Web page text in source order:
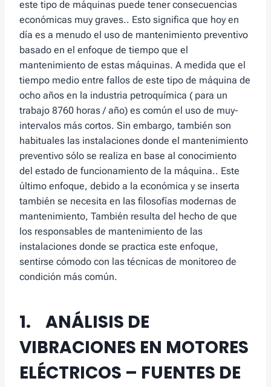
este tipo de máquinas puede tener consecuencias
económicas muy graves.. Esto significa que hoy en
día es a menudo el uso de mantenimiento preventivo
basado en el enfoque de tiempo que el
mantenimiento de estas máquinas. A medida que el
tiempo medio entre fallos de este tipo de máquina de
ocho años en la industria petroquímica ( para un
trabajo 8760 horas / año) es común el uso de muy-
intervalos más cortos. Sin embargo, también son
habituales las instalaciones donde el mantenimiento
preventivo sólo se realiza en base al conocimiento
del estado de funcionamiento de la máquina.. Este
último enfoque, debido a la económica y se inserta
también se necesita en las filosofías modernas de
mantenimiento, También resulta del hecho de que
los responsables de mantenimiento de las
instalaciones donde se practica este enfoque,
sentirse cómodo con las técnicas de monitoreo de
condición más común.
1. ANÁLISIS DE
VIBRACIONES EN MOTORES
ELÉCTRICOS – FUENTES DE